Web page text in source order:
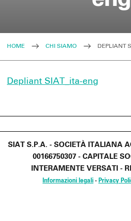
HOME CHI SIAMO DEPLIANT
Depliant SIAT_ita-eng
SIAT S.P.A. - SOCIETÀ ITALIANA
00166750307 - CAPITALE
INTERAMENTE VERSATI -
Informazioni legali - Privacy